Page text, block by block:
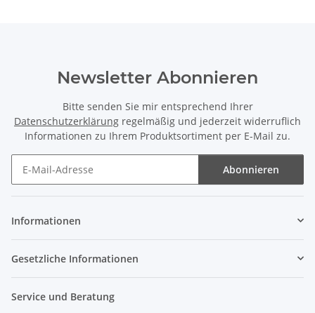
Newsletter Abonnieren
Bitte senden Sie mir entsprechend Ihrer
Datenschutzerklärung regelmäßig und jederzeit widerruflich
Informationen zu Ihrem Produktsortiment per E-Mail zu.
Abonnieren
Informationen
Gesetzliche Informationen
Service und Beratung